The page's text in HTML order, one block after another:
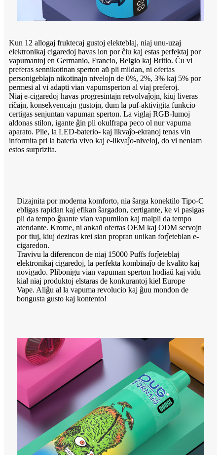
Kun 12 allogaj fruktecaj gustoj elekteblaj, niaj unu-uzaj
elektronikaj cigaredoj havas ion por ĉiu kaj estas perfektaj por
vapumantoj en Germanio, Francio, Belgio kaj Britio. Ĉu vi
preferas sennikotinan sperton aŭ pli mildan, ni ofertas
personigeblajn nikotinajn nivelojn de 0%, 2%, 3% kaj 5% por
permesi al vi adapti vian vapumsperton al viaj preferoj.
Niaj e-cigaredoj havas progresintajn retvolvaĵojn, kiuj liveras
riĉajn, konsekvencajn gustojn, dum la puf-aktivigita funkcio
certigas senjuntan vapuman sperton. La viglaj RGB-lumoj
aldonas stilon, igante ĝin pli okulfrapa peco ol nur vapuma
aparato. Plie, la LED-baterio- kaj likvaĵo-ekranoj tenas vin
informita pri la bateria vivo kaj e-likvaĵo-niveloj, do vi neniam
estos surprizita.
Dizajnita por moderna komforto, nia ŝarga konektilo Tipo-C
ebligas rapidan kaj efikan ŝargadon, certigante, ke vi pasigas
pli da tempo ĝuante vian vapumilon kaj malpli da tempo
atendante. Krome, ni ankaŭ ofertas OEM kaj ODM servojn
por tiuj, kiuj deziras krei sian propran unikan forĵeteblan e-
cigaredon.
Travivu la diferencon de niaj 15000 Puffs forĵeteblaj
elektronikaj cigaredoj, la perfekta kombinaĵo de kvalito kaj
novigado. Plibonigu vian vapuman sperton hodiaŭ kaj vidu
kial niaj produktoj elstaras de konkurantoj kiel Europe
Vape. Aliĝu al la vapuma revolucio kaj ĝuu mondon de
bongusta gusto kaj kontento!